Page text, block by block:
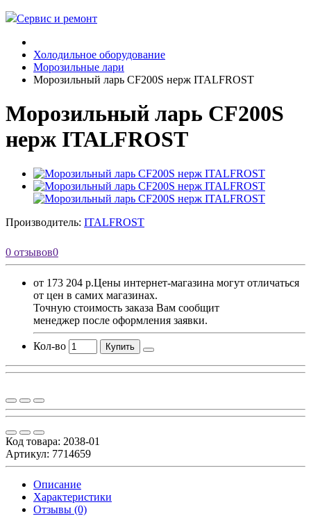
Сервис и ремонт
Холодильное оборудование
Морозильные лари
Морозильный ларь CF200S нерж ITALFROST
Морозильный ларь CF200S
нерж ITALFROST
Производитель: ITALFROST
0 отзывов0
от 173 204 р.Цены интернет-магазина могут отличаться
от цен в самих магазинах.
Точную стоимость заказа Вам сообщит
менеджер после оформления заявки.
Кол-во Купить
Код товара: 2038-01
Артикул: 7714659
Описание
Характеристики
Отзывы (0)